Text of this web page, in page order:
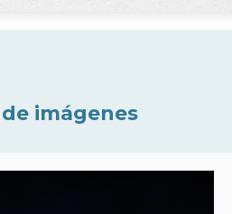
imágenes